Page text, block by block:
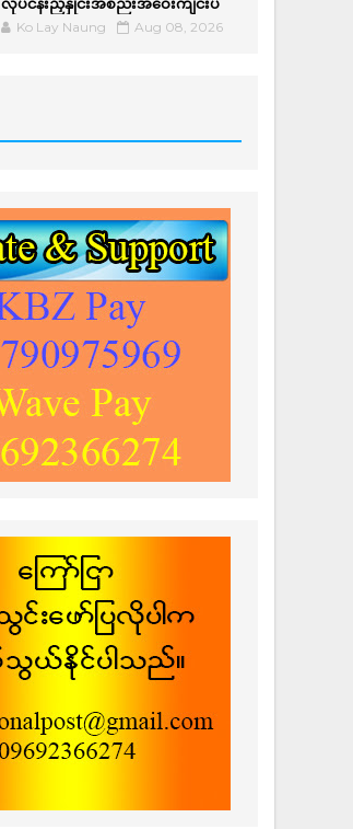
Ko Lay Naung Aug 08, 2026